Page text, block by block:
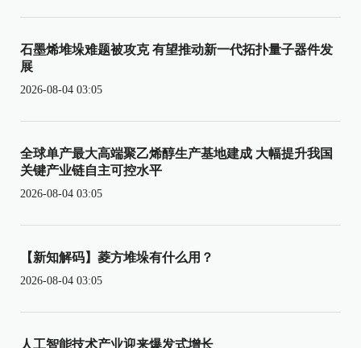
石墨烯堆垛难题被攻克 有望推动新一代拓扑量子器件发
展
2026-08-04 03:05
全球单产最大高端聚乙烯醇生产基地建成 大幅提升我国
关键产业链自主可控水平
2026-08-04 03:05
【新知解码】菱方堆垛有什么用？
2026-08-04 03:05
人工智能技术产业迎来爆发式增长